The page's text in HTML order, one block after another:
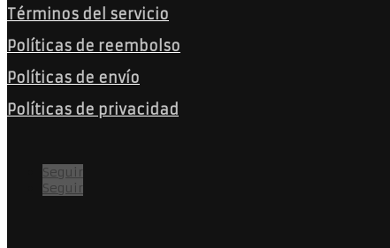
Términos del servicio
Políticas de reembolso
Políticas de envío
Políticas de privacidad
Seguir
Seguir